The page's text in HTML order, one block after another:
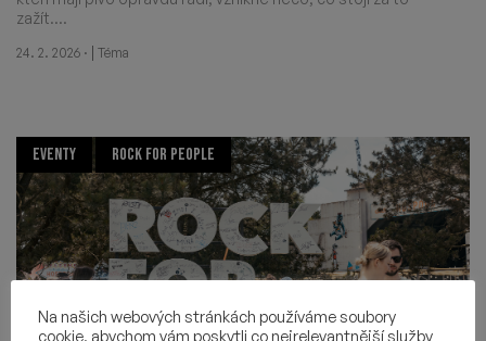
zažít....
24. 2. 2026 · | Téma
EVENTY ROCK FOR PEOPLE
Na našich webových stránkách používáme soubory
cookie, abychom vám poskytli co nejrelevantnější služby